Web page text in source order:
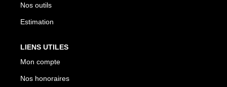
Nos outils
Estimation
LIENS UTILES
Mon compte
Nos honoraires